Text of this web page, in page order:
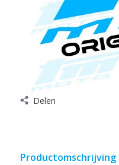
Delen
Productomschrijving